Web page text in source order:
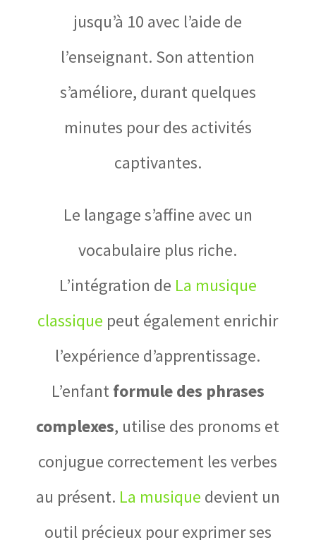
jusqu’à 10 avec l’aide de
l’enseignant. Son attention
s’améliore, durant quelques
minutes pour des activités
captivantes.
Le langage s’affine avec un
vocabulaire plus riche.
L’intégration de La musique
classique peut également enrichir
l’expérience d’apprentissage.
L’enfantformule des phrases
complexes, utilise des pronoms et
conjugue correctement les verbes
au présent. La musique devient un
outil précieux pour exprimer ses